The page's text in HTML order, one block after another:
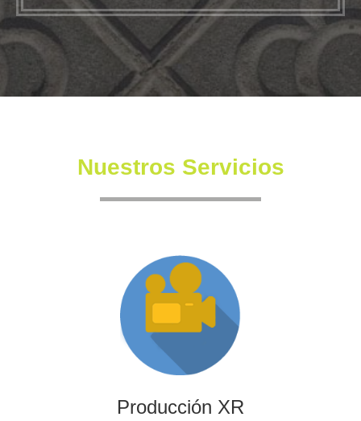
Nuestros Servicios
Producción XR
Producción XR
Somos una productora independiente con un equipo
altamente experimentado también en la creación de
producciones inmersivas y de XR.